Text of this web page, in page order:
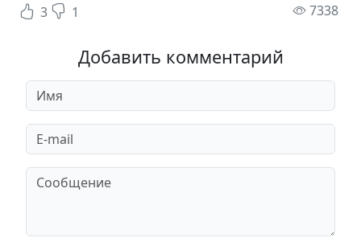
3 1 7338
Добавить комментарий